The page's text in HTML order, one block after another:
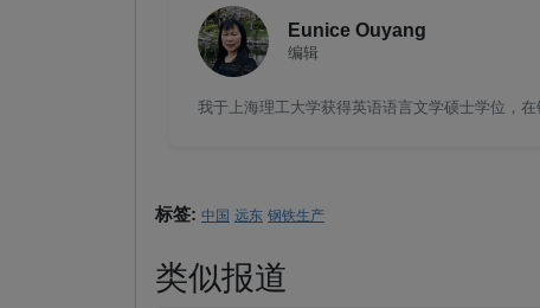
Eunice Ouyang
编辑
我于上海理工大学获得英语语言文学硕士学位，
标签: 中国 远东 钢铁生产
类似报道